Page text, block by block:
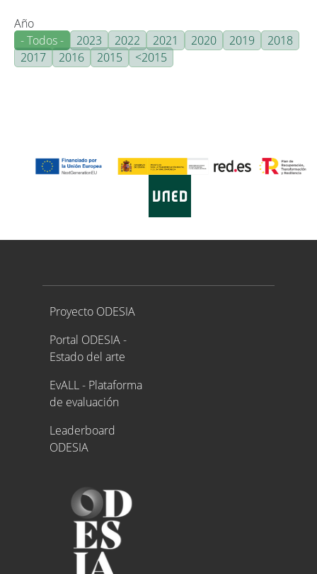
Año
- Todos -
2023 2022 2021 2020 2019
2018
2017
2016 2015 <2015
Proyecto ODESIA
Proyecto ODESIA
Portal ODESIA -
Estado del arte
EvALL - Plataforma
de evaluación
Leaderboard
ODESIA